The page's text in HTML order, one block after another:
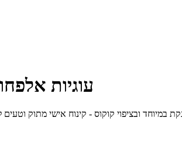
עוגיות
קוקוס - קינוח אישי מתוק וטעים לאחר הארוחה, 153 קלוריות למנה,